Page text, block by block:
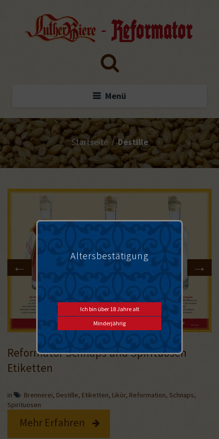
Menü
Startseite / Destille
Reformator Schnaps und Spirituosen
Etiketten
in Brennerei, Destille, Etiketten, Likör, Reformation, Schnaps,
Spirituosen
Mehr Erfahren
Altersbestätigung